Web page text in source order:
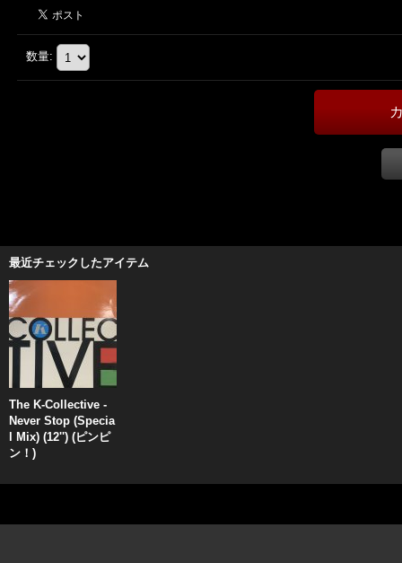
数量:
最近チェックしたアイテム
The K-Collective -
Never Stop (Specia
l Mix) (12'') (ピンピ
ン！)